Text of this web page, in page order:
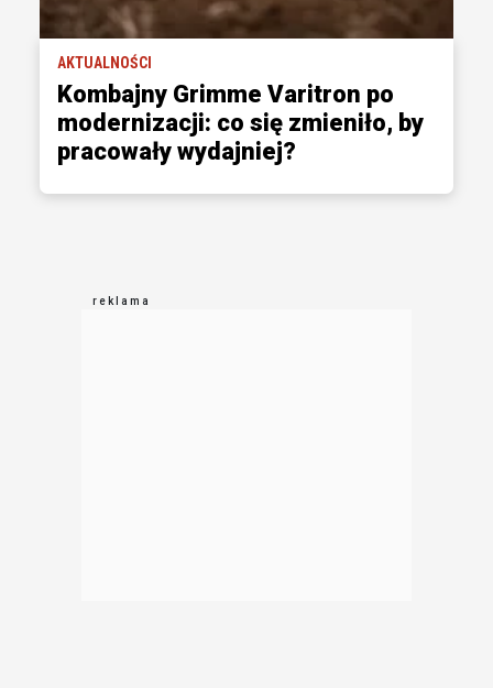
AKTUALNOŚCI
Kombajny Grimme Varitron po
modernizacji: co się zmieniło, by
pracowały wydajniej?